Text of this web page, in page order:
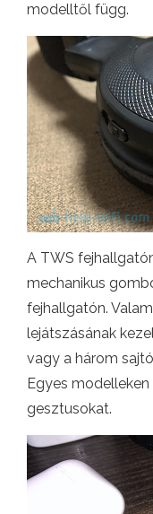
modelltől függ.
A TWS
mechanikus
fejhallgatón.
lejátszásának
vagy a három
Egyes
gesztusokat.